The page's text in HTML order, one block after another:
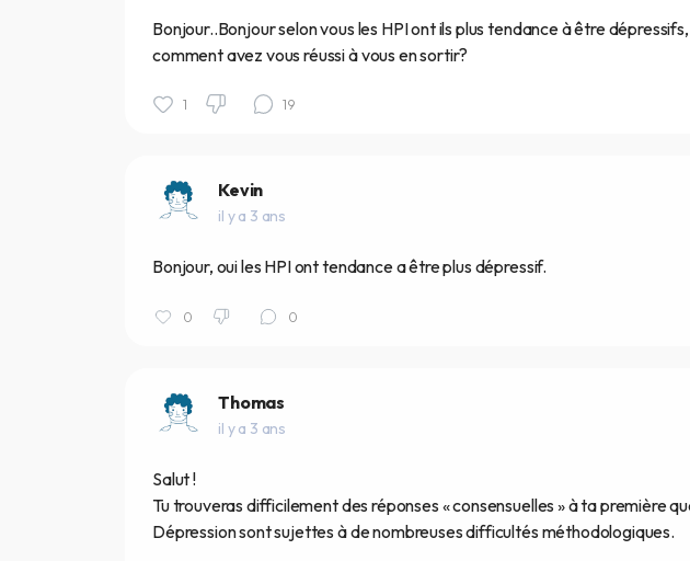
Bonjour..Bonjour selon vous les HPI ont ils plus tendance à être
comment avez vous réussi à vous en sortir?
1 19
Kevin
il y a 3 ans
Bonjour, oui les HPI ont tendance a être plus dépressif.
0 0
Thomas
il y a 3 ans
Salut !
Tu trouveras difficilement des réponses « consensuelles » à ta première
Dépression sont sujettes à de nombreuses difficultés méthodologiques.